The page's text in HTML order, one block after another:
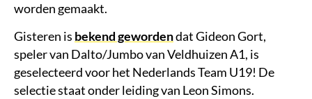
worden gemaakt.
Gisteren is bekend gewordendat Gideon Gort,
speler van Dalto/Jumbo van Veldhuizen A1, is
geselecteerd voor het Nederlands Team U19! De
selectie staat onder leiding van Leon Simons.